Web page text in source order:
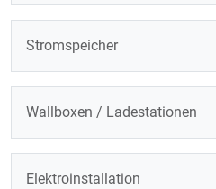
Stromspeicher
Wallboxen / Ladestationen
Elektroinstallation